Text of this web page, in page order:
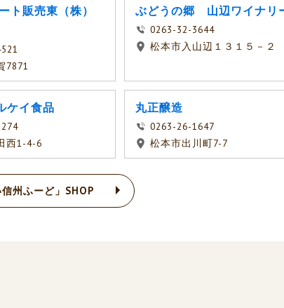
ト販売東（株）
7871
ぶどうの郷 山辺ワイナリ
0263-32-3644
松本市入山辺１３１５－２
ケイ食品
西1-4-6
丸正醸造
0263-26-1647
松本市出川町7-7
信州ふーど」SHOP